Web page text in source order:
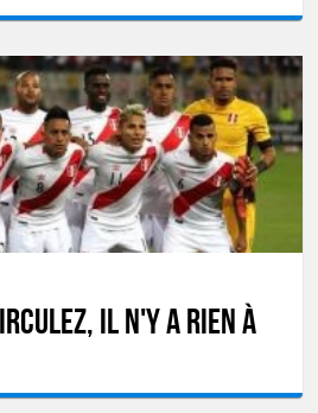
il n'y a rien à